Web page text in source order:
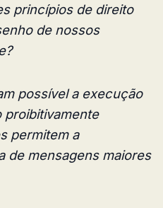
princípios de direito
de nossos
possível a execução
proibitivamente
permitem a
de mensagens maiores